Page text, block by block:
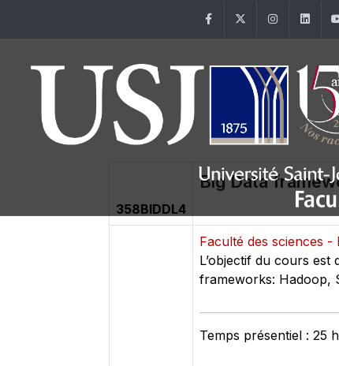
FacebookTwitter
358BIDDL4
Big Data
Faculté des sciences
L’objectif du cours est
frameworks: Hadoop,
Temps présentiel : 25